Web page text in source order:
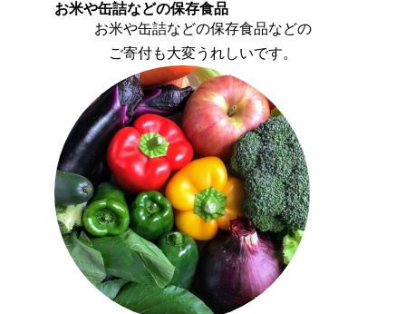
お米や缶詰などの保存食品
お米や缶詰などの保存食品などの
ご寄付も大変うれしいです。